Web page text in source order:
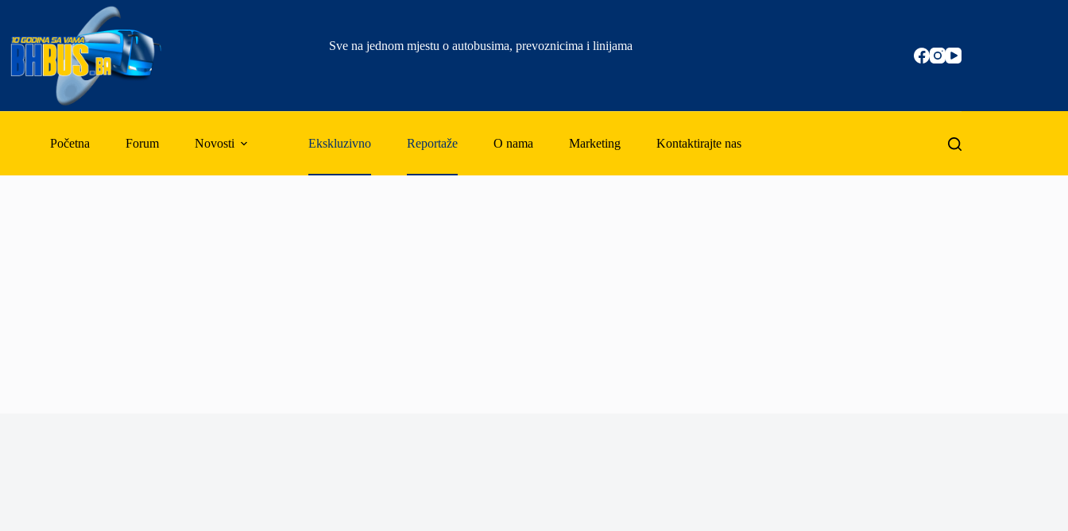
content
Sve na jednom mjestu o autobusima, prevoznicima i linijama
Početna Forum Novosti Ekskluzivno Reportaže O nama Marketing Kontaktirajte nas